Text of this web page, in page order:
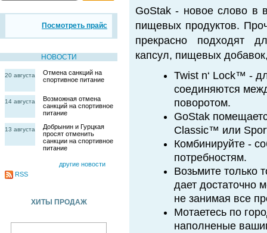
Посмотреть прайс
НОВОСТИ
20 августа
Отмена санкций на
спортивное питание
14 августа
Возможная отмена
санкций на спортивное
питание
13 августа
Добрынин и Гурцкая
просят отменить
санкции на спортивное
питание
другие новости
RSS
ХИТЫ ПРОДАЖ
GoStak - новое слово в
пищевых продуктов.
прекрасно подходят
капсул, пищевых
Twist n‘ Lock™ -
соединяются
поворотом.
GoStak
Classic™ или
Комбинируйте -
потребностям.
Возьмите только
дает достаточно
не занимая все
Мотаетесь по
наполненые